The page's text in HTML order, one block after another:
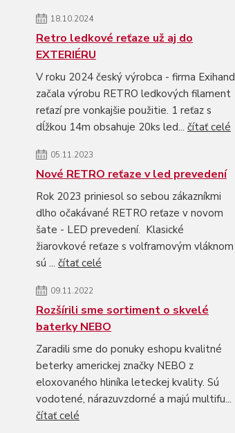
18.10.2024
Retro ledkové reťaze už aj do
EXTERIÉRU
V roku 2024 český výrobca - firma Exihand
začala výrobu RETRO ledkových filament
reťazí pre vonkajšie použitie. 1 reťaz s
dĺžkou 14m obsahuje 20ks led... čítať celé
05.11.2023
Nové RETRO reťaze v led prevedení
Rok 2023 priniesol so sebou zákazníkmi
dlho očakávané RETRO reťaze v novom
šate - LED prevedení. Klasické
žiarovkové reťaze s volframovým vláknom
sú ... čítať celé
09.11.2022
Rozšírili sme sortiment o skvelé
baterky NEBO
Zaradili sme do ponuky eshopu kvalitné
beterky americkej značky NEBO z
eloxovaného hliníka leteckej kvality. Sú
vodotené, nárazuvzdorné a majú multifu...
čítať celé